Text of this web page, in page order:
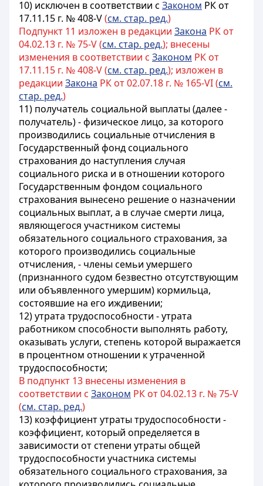
10) исключен в соответствии с Законом РК от
17.11.15 г. № 408-V(см. стар. ред.)
Подпункт 11 изложен в редакции Закона РК от
04.02.13 г. № 75-V (см. стар. ред.); внесены
изменения в соответствии с Законом РК от
17.11.15 г. № 408-V (см. стар. ред.); изложен в
редакции Закона РК от 02.07.18 г. № 165-VI (см.
стар. ред.)
11) получатель социальной выплаты (далее -
получатель) - физическое лицо, за которого
производились социальные отчисления в
Государственный фонд социального
страхования до наступления случая
социального риска и в отношении которого
Государственным фондом социального
страхования вынесено решение о назначении
социальных выплат, а в случае смерти лица,
являющегося участником системы
обязательного социального страхования, за
которого производились социальные
отчисления, - члены семьи умершего
(признанного судом безвестно отсутствующим
или объявленного умершим) кормильца,
состоявшие на его иждивении;
12) утрата трудоспособности - утрата
работником способности выполнять работу,
оказывать услуги, степень которой выражается
в процентном отношении к утраченной
трудоспособности;
В подпункт 13 внесены изменения в
соответствии с Законом РК от 04.02.13 г. № 75-V
(см. стар. ред.)
13) коэффициент утраты трудоспособности -
коэффициент, который определяется в
зависимости от степени утраты общей
трудоспособности участника системы
обязательного социального страхования, за